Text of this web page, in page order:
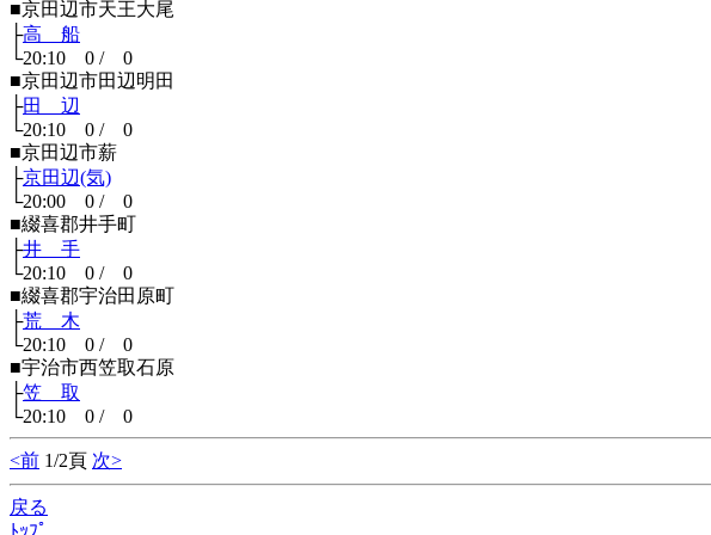
■京田辺市天王大尾
├高 船
└20:10 0 / 0
■京田辺市田辺明田
├田 辺
└20:10 0 / 0
■京田辺市薪
├京田辺(気)
└20:00 0 / 0
■綴喜郡井手町
├井 手
└20:10 0 / 0
■綴喜郡宇治田原町
├荒 木
└20:10 0 / 0
■宇治市西笠取石原
├笠 取
└20:10 0 / 0
<前 1/2頁 次>
戻る
ﾄｯﾌﾟ